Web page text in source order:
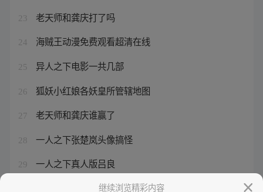
23 老天师和龚庆打了吗
24 海贼王动漫免费观看超清在线
25 异人之下电影一共几部
26 狐妖小红娘各妖皇所管辖地图
27 老天师和龚庆谁赢了
28 一人之下张楚岚头像搞怪
29 一人之下真人版吕良
小说狐妖小红娘王权篇小说
继续浏览精彩内容